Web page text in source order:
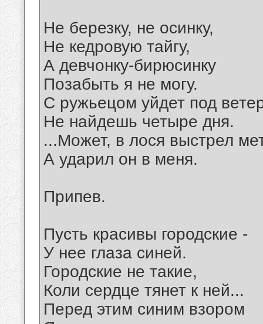
Не березку, не осинку,
Не кедровую тайгу,
А девчонку-бирюсинку
Позабыть я не могу.
С ружьецом уйдет под
Не найдешь четыре дня.
...Может, в лося выстрел
А ударил он в меня.
Припев.
Пусть красивы городские -
У нее глаза синей.
Городские не такие,
Коли сердце тянет к ней...
Перед этим синим взором